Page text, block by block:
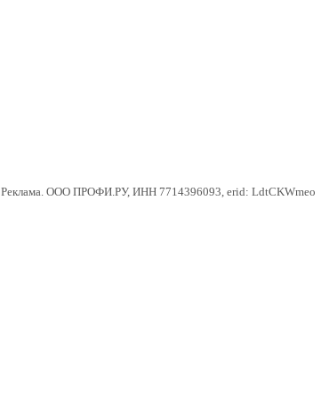
Реклама. ООО ПРОФИ.РУ, ИНН 7714396093, erid: LdtCKWmeo